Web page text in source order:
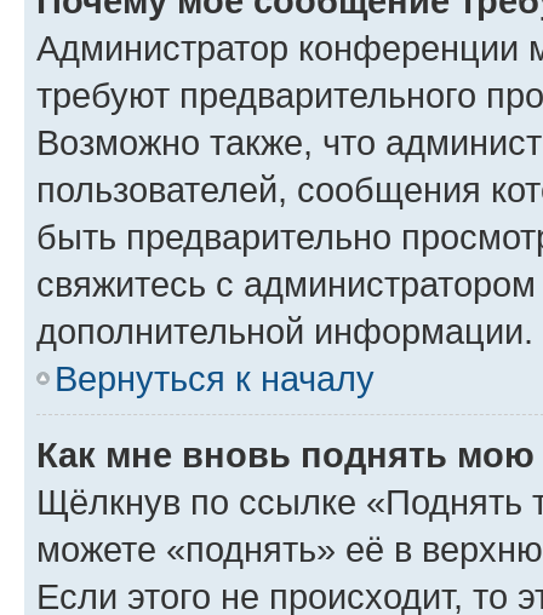
Администратор конференции
требуют предварительного
Возможно также, что
пользователей, сообщения
быть предварительно
свяжитесь с
дополнительной информации.
Вернуться к началу
Как мне вновь поднять мою
Щёлкнув по ссылке «Поднять
можете «поднять» её в
Если этого не происходит, то